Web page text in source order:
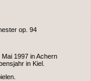
op. 94
1997 in Achern
in Kiel.